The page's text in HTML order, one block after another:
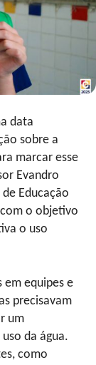
data
sobre a
marcar esse
Evandro
Educação
com o objetivo
o uso
em equipes e
precisavam
um
da água.
como